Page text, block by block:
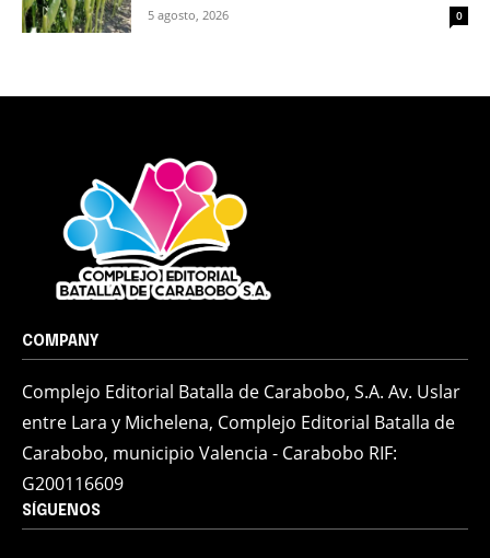
5 agosto, 2026 0
COMPANY
Complejo Editorial Batalla de Carabobo, S.A. Av. Uslar
entre Lara y Michelena, Complejo Editorial Batalla de
Carabobo, municipio Valencia - Carabobo RIF:
G200116609
SÍGUENOS